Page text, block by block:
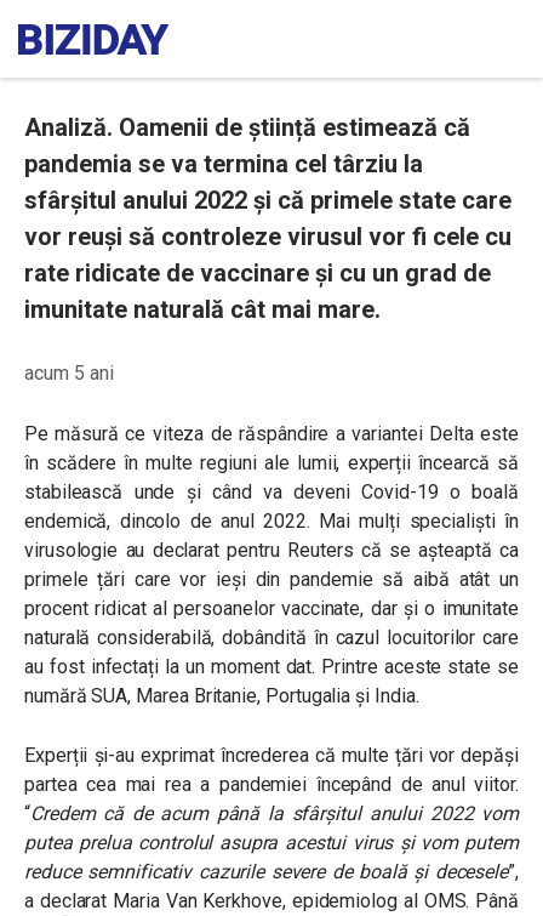
Analiză. Oamenii de știință estimează că
pandemia se va termina cel târziu la
sfârșitul anului 2022 și că primele state care
vor reuși să controleze virusul vor fi cele cu
rate ridicate de vaccinare și cu un grad de
imunitate naturală cât mai mare.
acum 5 ani
Pe măsură ce viteza de răspândire a variantei Delta este
în scădere în multe regiuni ale lumii, experții încearcă să
stabilească unde și când va deveni Covid-19 o boală
endemică, dincolo de anul 2022. Mai mulți specialiști în
virusologie au declarat pentru Reuters că se așteaptă ca
primele țări care vor ieși din pandemie să aibă atât un
procent ridicat al persoanelor vaccinate, dar și o imunitate
naturală considerabilă, dobândită în cazul locuitorilor care
au fost infectați la un moment dat. Printre aceste state se
numără SUA, Marea Britanie, Portugalia și India.
Experții și-au exprimat încrederea că multe țări vor depăși
partea cea mai rea a pandemiei începând de anul viitor.
“Credem că de acum până la sfârșitul anului 2022 vom
putea prelua controlul asupra acestui virus și vom putem
reduce semnificativ cazurile severe de boală și decesele”,
a declarat Maria Van Kerkhove, epidemiolog al OMS. Până